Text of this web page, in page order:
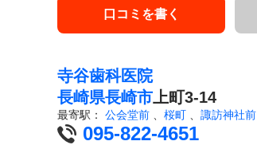
口コミを書く
寺谷歯科医院
長崎県長崎市上町3-14
最寄駅： 公会堂前 桜町 諏訪神社前
095-822-4651